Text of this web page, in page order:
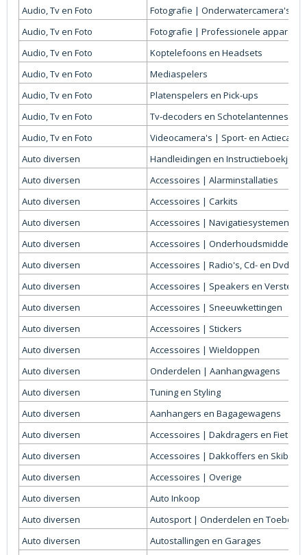
Audio, Tv en Foto
Fotografie | Onderwatercamera's
Audio, Tv en Foto
Fotografie | Professionele
Audio, Tv en Foto
Koptelefoons en Headsets
Audio, Tv en Foto
Mediaspelers
Audio, Tv en Foto
Platenspelers en Pick-ups
Audio, Tv en Foto
Tv-decoders en Schotelantennes
Audio, Tv en Foto
Videocamera's | Sport- en
Auto diversen
Handleidingen en Instructieboekjes
Auto diversen
Accessoires | Alarminstallaties
Auto diversen
Accessoires | Carkits
Auto diversen
Accessoires | Navigatiesystemen
Auto diversen
Accessoires | Onderhoudsmiddelen
Auto diversen
Accessoires | Radio's, Cd- en Dvd-
Auto diversen
Accessoires | Speakers en
Auto diversen
Accessoires | Sneeuwkettingen
Auto diversen
Accessoires | Stickers
Auto diversen
Accessoires | Wieldoppen
Auto diversen
Onderdelen | Aanhangwagens
Auto diversen
Tuning en Styling
Auto diversen
Aanhangers en Bagagewagens
Auto diversen
Accessoires | Dakdragers en
Auto diversen
Accessoires | Dakkoffers en
Auto diversen
Accessoires | Overige
Auto diversen
Auto Inkoop
Auto diversen
Autosport | Onderdelen en
Auto diversen
Autostallingen en Garages